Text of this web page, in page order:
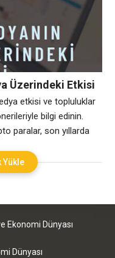
Üzerindeki Etkisi
etkisi ve topluluklar
bilgi edinin.
paralar, son yıllarda
giderek daha fazla
paraların bu kadar ilgi
Yükle
Ekonomi Dünyası
Dünyası